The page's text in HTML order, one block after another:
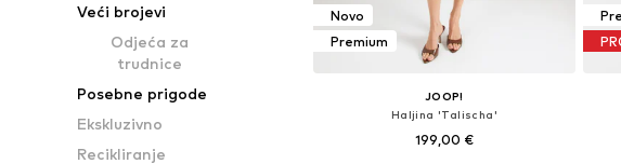
Veći brojevi
Odjeća za
trudnice
Posebne prigode
Ekskluzivno
Recikliranje
Novo
Premium
JOOP!
Haljina 'Talischa'
199,00 €